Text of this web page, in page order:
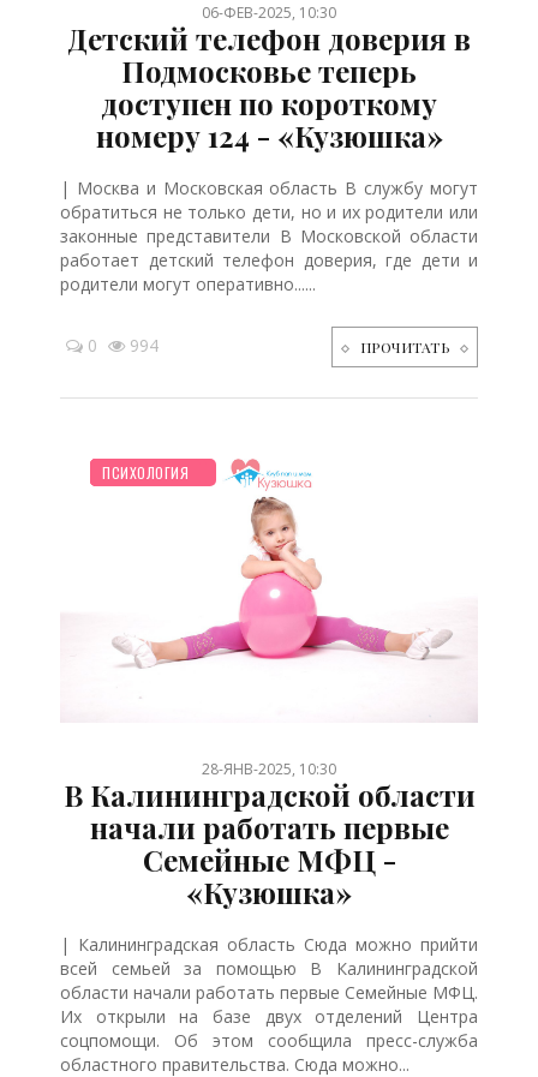
06-ФЕВ-2025, 10:30
Детский телефон доверия в
Подмосковье теперь
доступен по короткому
номеру 124 - «Кузюшка»
| Москва и Московская область В службу могут
обратиться не только дети, но и их родители или
законные представители В Московской области
работает детский телефон доверия, где дети и
родители могут оперативно......
0 994 ПРОЧИТАТЬ
НОВОСТИ МИРА
ЗДОРОВЬЕ
СЕМЬЯ
ШКОЛЬНИК
СТАРШЕ ГОДА
ПСИХОЛОГИЯ
28-ЯНВ-2025, 10:30
В Калининградской области
начали работать первые
Семейные МФЦ -
«Кузюшка»
| Калининградская область Сюда можно прийти
всей семьей за помощью В Калининградской
области начали работать первые Семейные МФЦ.
Их открыли на базе двух отделений Центра
соцпомощи. Об этом сообщила пресс-служба
областного правительства. Сюда можно...